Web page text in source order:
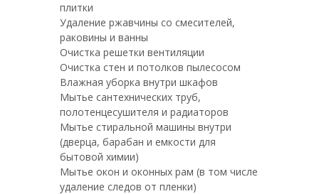
плитки
Удаление ржавчины со смесителей,
раковины и ванны
Очистка решетки вентиляции
Очистка стен и потолков пылесосом
Влажная уборка внутри шкафов
Мытье сантехнических труб,
полотенцесушителя и радиаторов
Мытье стиральной машины внутри
(дверца, барабан и емкости для
бытовой химии)
Мытье окон и оконных рам (в том числе
удаление следов от пленки)